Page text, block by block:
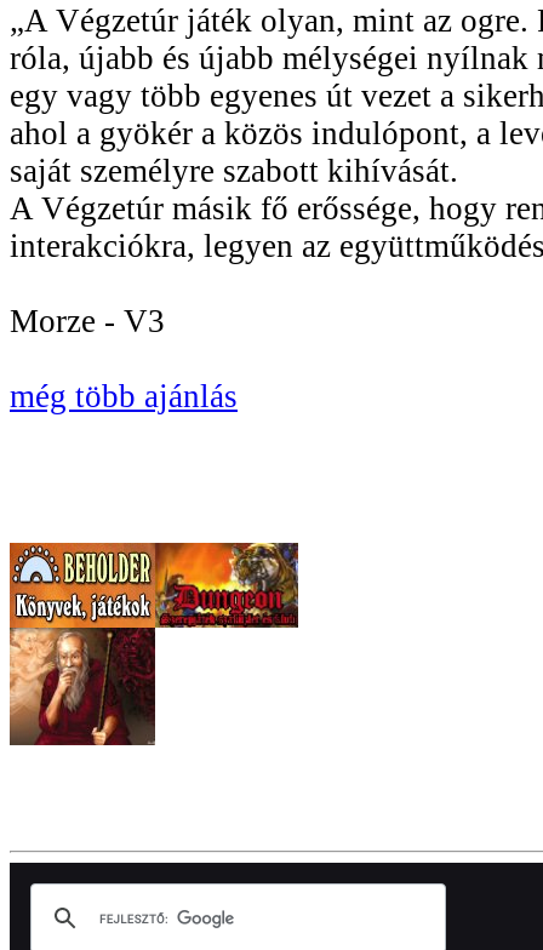
„A Végzetúr játék olyan, mint az
róla, újabb és újabb mélységei
egy vagy több egyenes út vezet a
ahol a gyökér a közös indulópont, a
saját személyre szabott kihívását.
A Végzetúr másik fő erőssége, hogy
interakciókra, legyen az
Morze - V3
még több ajánlás